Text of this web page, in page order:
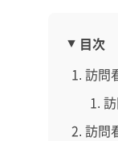
目次
訪問
訪問